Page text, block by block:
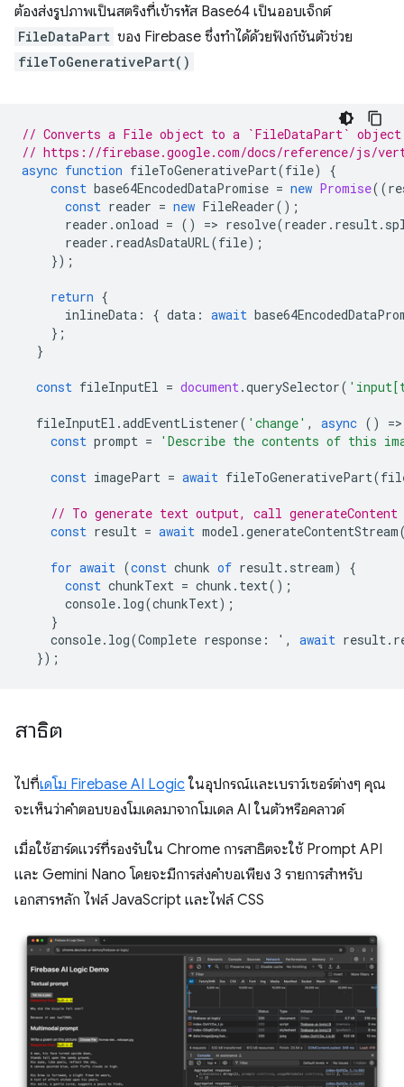
ต้องส่งรูปภาพเป็นสตริงที่เข้ารหัส Base64 เป็นออบเจ็กต์
FileDataPart ของ Firebase ซึ่งทำได้ด้วยฟังก์ชันตัวช่วย
fileToGenerativePart()
// Converts a File object to a `FileDataPart`
// https://firebase.google.com/docs/reference/js/
async function fileToGenerativePart(file)
{
const base64EncodedDataPromise = new Promise((
const reader = new FileReader();
reader .onload = () => resolve(reader . result.
reader . readAsDataURL(file);
});
return {
inlineData : { data : await
};
}
const fileInputEl = document.querySelector(
fileInputEl .addEventListener( 'change' , async () =>
const prompt = 'Describe the contents of this
const imagePart = await fileToGenerativePart(
// To generate text output, call
const result = await model .generateContentStream
for await (const chunk of result. stream)
{
const chunkText = chunk . text();
console. log(chunkText);
}
console. log(Complete response : ' , await result.
});
สาธิต
ไปที่เดโม Firebase AI Logic ในอุปกรณ์และเบราว์เซอร์ต่างๆ คุณ
จะเห็นว่าคำตอบของโมเดลมาจากโมเดล AI ในตัวหรือคลาวด์
เมื่อใช้ฮาร์ดแวร์ที่รองรับใน Chrome การสาธิตจะใช้ Prompt API
และ Gemini Nano โดยจะมีการส่งคำขอเพียง 3 รายการสำหรับ
เอกสารหลัก ไฟล์ JavaScript และไฟล์ CSS